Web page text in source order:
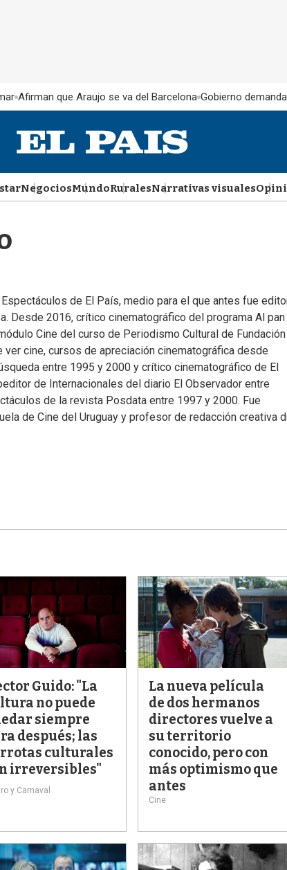
Afirman que Araujo se va del Barcelona Gobierno
NegociosMundoRuralesNarrativas visuales
de El País, medio para el que antes fue
Desde 2016, crítico cinematográfico del programa Al pan
Cine del curso de Periodismo Cultural de Fundación
ver cine, cursos de apreciación cinematográfica desde
entre 1995 y 2000 y crítico cinematográfico de El
de Internacionales del diario El Observador entre
de la revista Posdata entre 1997 y 2000. Fue
de Cine del Uruguay y profesor de redacción creativa
Guido: "La
no puede
siempre
después; las
culturales
irreversibles"
y Carnaval
La nueva película
de dos hermanos
directores vuelve a
su territorio
conocido, pero con
más optimismo que
antes
Cine